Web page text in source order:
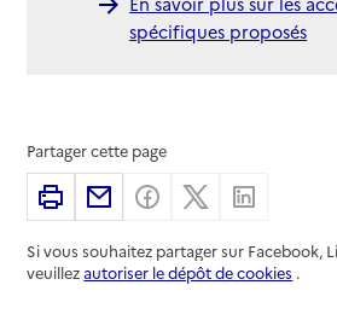
spécifiques proposés
Partager cette page
ImprimerPartager par email
Partager surPartager sur X
Si vous souhaitez partager sur Facebook,
veuillezautoriser le dépôt de cookies .